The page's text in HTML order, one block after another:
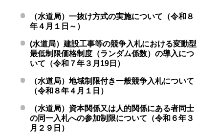
（水道局）一抜け方式の実施について（令和８
年４月１日～）
(水道局）建設工事等の競争入札における変動型
最低制限価格制度（ランダム係数）の導入につ
いて（令和７年３月19日）
（水道局）地域制限付き一般競争入札について
（令和８年４月１日）
（水道局）資本関係又は人的関係にある者同士
の同一入札への参加制限について（令和６年３
月２９日）